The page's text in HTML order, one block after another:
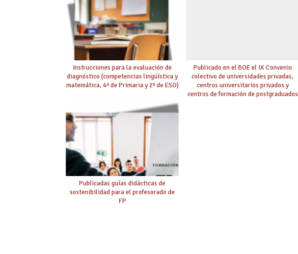
Instrucciones para la evaluación de
diagnóstico (competencias lingüística y
matemática, 4º de Primaria y 2º de ESO)
Publicado en el BOE el IX Convenio
colectivo de universidades privadas,
centros universitarios privados y
centros de formación de postgraduados
Publicadas guías didácticas de
sostenibilidad para el profesorado de
FP